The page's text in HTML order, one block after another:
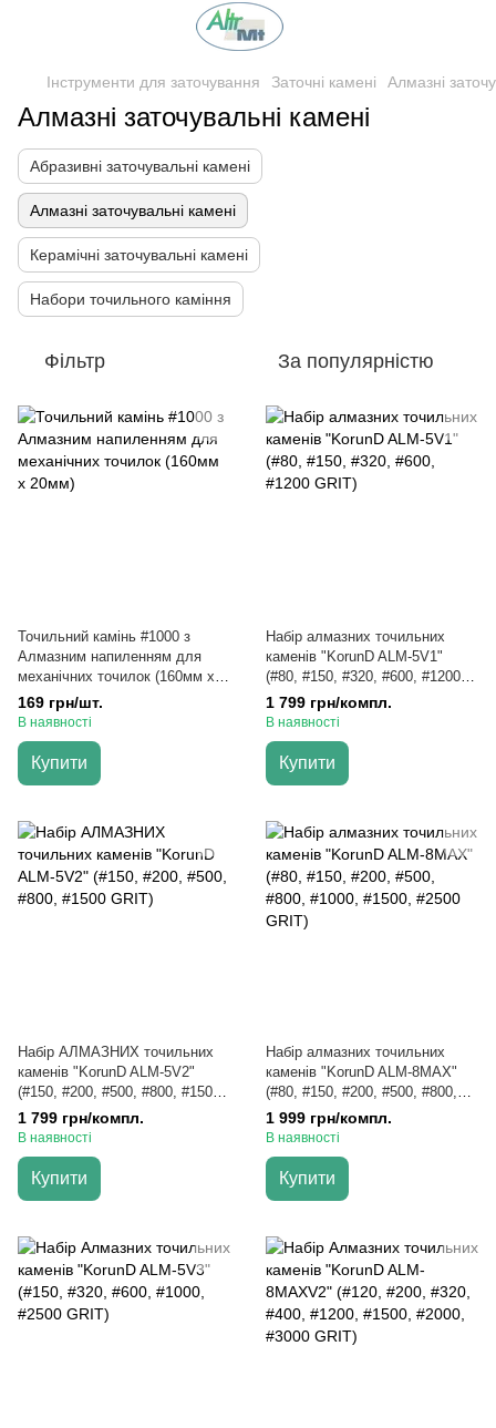
Інструменти для заточування Заточні камені Алмазні
Алмазні заточувальні камені
Абразивні заточувальні камені
Алмазні заточувальні камені
Керамічні заточувальні камені
Набори точильного каміння
Фільтр За популярністю
Точильний камінь #1000 з
Алмазним напиленням для
механічних точилок (160мм х
20мм)
169 грн/шт.
В наявності
Купити
Набір алмазних точильних
каменів "KorunD ALM-5V1"
(#80, #150, #320, #600, #1200
GRIT)
1 799 грн/компл.
В наявності
Купити
Набір АЛМАЗНИХ точильних
каменів "KorunD ALM-5V2"
(#150, #200, #500, #800, #1500
GRIT)
1 799 грн/компл.
В наявності
Купити
Набір алмазних точильних
каменів "KorunD ALM-8MAX"
(#80, #150, #200, #500, #800,
#1000, #1500, #2500 GRIT)
1 999 грн/компл.
В наявності
Купити